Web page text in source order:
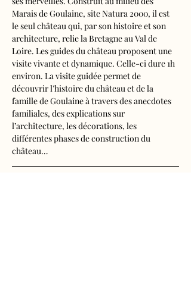
Marais de Goulaine, site Natura 2000, il est
le seul château qui, par son histoire et son
architecture, relie la Bretagne au Val de
Loire. Les guides du château proposent une
visite vivante et dynamique. Celle-ci dure 1h
environ. La visite guidée permet de
découvrir l’histoire du château et de la
famille de Goulaine à travers des anecdotes
familiales, des explications sur
l’architecture, les décorations, les
différentes phases de construction du
château…